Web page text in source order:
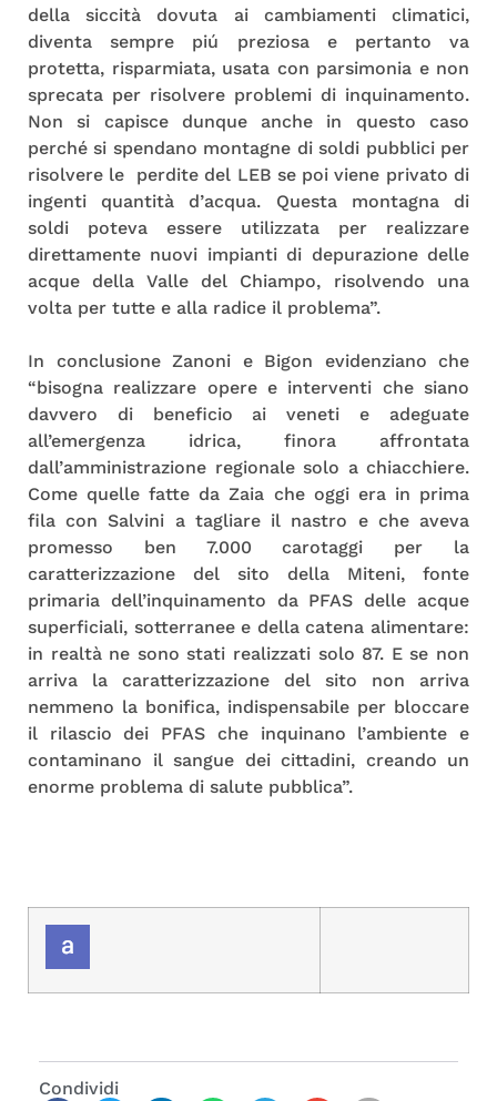
della siccità dovuta ai cambiamenti climatici,
diventa sempre piú preziosa e pertanto va
protetta, risparmiata, usata con parsimonia e non
sprecata per risolvere problemi di inquinamento.
Non si capisce dunque anche in questo caso
perché si spendano montagne di soldi pubblici per
risolvere le perdite del LEB se poi viene privato di
ingenti quantità d’acqua. Questa montagna di
soldi poteva essere utilizzata per realizzare
direttamente nuovi impianti di depurazione delle
acque della Valle del Chiampo, risolvendo una
volta per tutte e alla radice il problema”.
In conclusione Zanoni e Bigon evidenziano che
“bisogna realizzare opere e interventi che siano
davvero di beneficio ai veneti e adeguate
all’emergenza idrica, finora affrontata
dall’amministrazione regionale solo a chiacchiere.
Come quelle fatte da Zaia che oggi era in prima
fila con Salvini a tagliare il nastro e che aveva
promesso ben 7.000 carotaggi per la
caratterizzazione del sito della Miteni, fonte
primaria dell’inquinamento da PFAS delle acque
superficiali, sotterranee e della catena alimentare:
in realtà ne sono stati realizzati solo 87. E se non
arriva la caratterizzazione del sito non arriva
nemmeno la bonifica, indispensabile per bloccare
il rilascio dei PFAS che inquinano l’ambiente e
contaminano il sangue dei cittadini, creando un
enorme problema di salute pubblica”.
Condividi